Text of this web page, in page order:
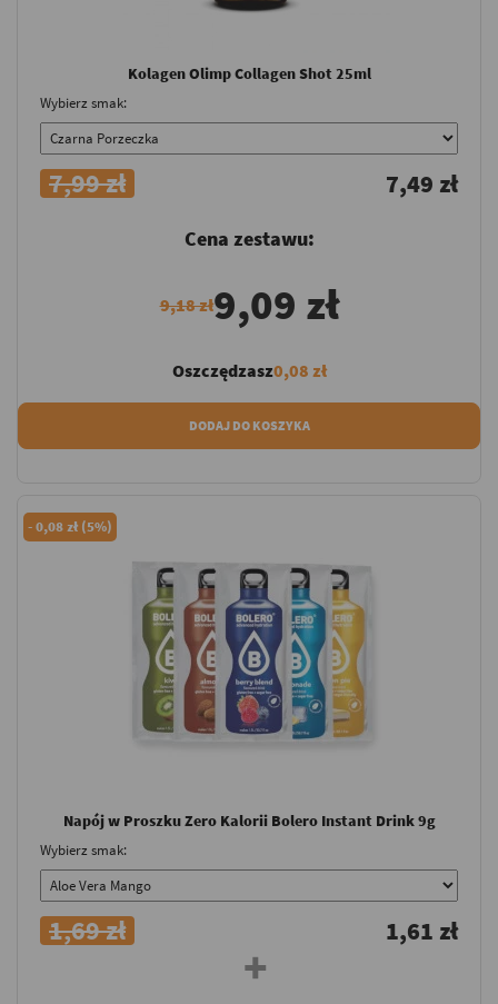
Kolagen Olimp Collagen Shot 25ml
Wybierz smak:
7,99 zł 7,49 zł
Cena zestawu:
9,18 zł9,09 zł
Oszczędzasz0,08 zł
DODAJ DO KOSZYKA
-0,08 zł (5%)
Napój w Proszku Zero Kalorii Bolero Instant Drink 9g
Wybierz smak:
1,69 zł 1,61 zł